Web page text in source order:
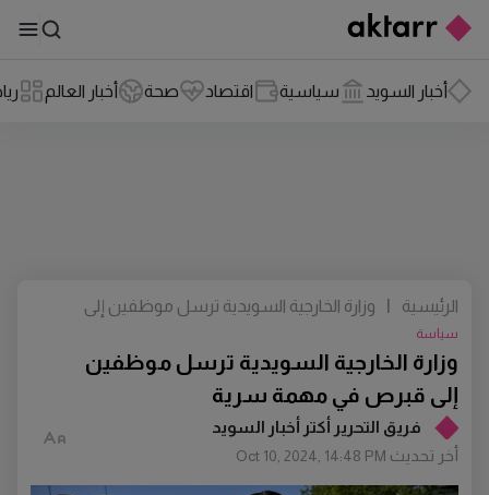
أخبار السويد سياسية اقتصاد صحة أخبار العالم
فريق التحرير أكتر أخبار السويد
أخر تحديث Oct 10, 2024, 14:48 PM
وزارة الخارجية السويدية ترسل موظفين
إلى قبرص في مهمة سرية
سياسة
الرئيسية |
وزارة الخارجية السويدية ترسل موظفين إلى